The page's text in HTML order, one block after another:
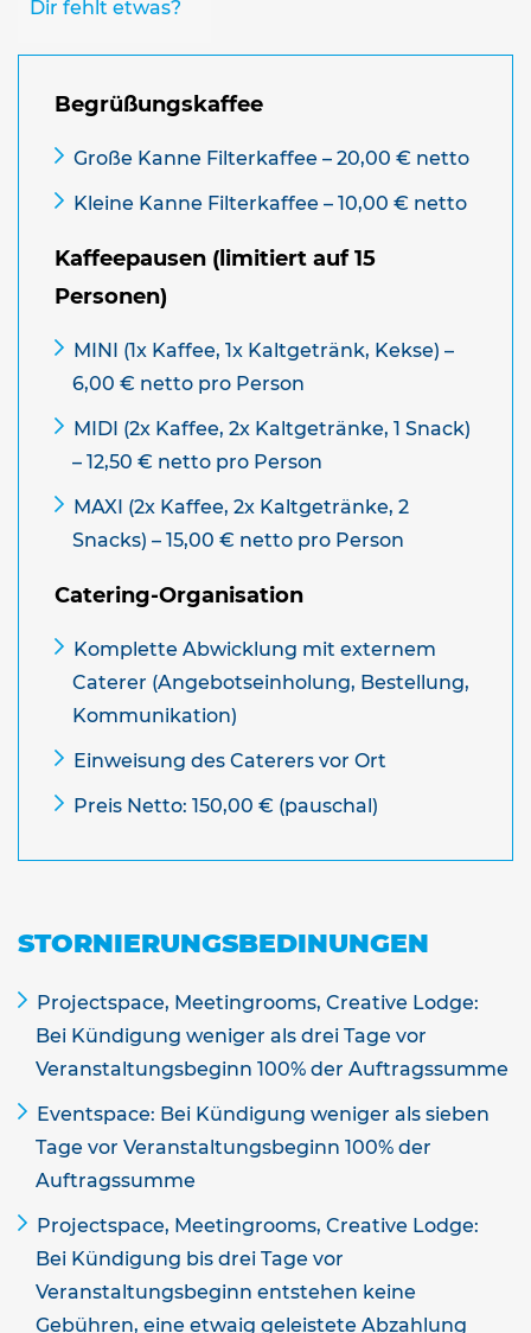
Dir fehlt etwas?
Begrüßungskaffee
Große Kanne Filterkaffee – 20,00 € netto
Kleine Kanne Filterkaffee – 10,00 € netto
Kaffeepausen (limitiert auf 15
Personen)
MINI (1x Kaffee, 1x Kaltgetränk, Kekse) –
6,00 € netto pro Person
MIDI (2x Kaffee, 2x Kaltgetränke, 1 Snack)
– 12,50 € netto pro Person
MAXI (2x Kaffee, 2x Kaltgetränke, 2
Snacks) – 15,00 € netto pro Person
Catering-Organisation
Komplette Abwicklung mit externem
Caterer (Angebotseinholung, Bestellung,
Kommunikation)
Einweisung des Caterers vor Ort
Preis Netto: 150,00 € (pauschal)
STORNIERUNGSBEDINUNGEN
Projectspace, Meetingrooms, Creative Lodge:
Bei Kündigung weniger als drei Tage vor
Veranstaltungsbeginn 100% der Auftragssumme
Eventspace: Bei Kündigung weniger als sieben
Tage vor Veranstaltungsbeginn 100% der
Auftragssumme
Projectspace, Meetingrooms, Creative Lodge:
Bei Kündigung bis drei Tage vor
Veranstaltungsbeginn entstehen keine
Gebühren, eine etwaig geleistete Abzahlung